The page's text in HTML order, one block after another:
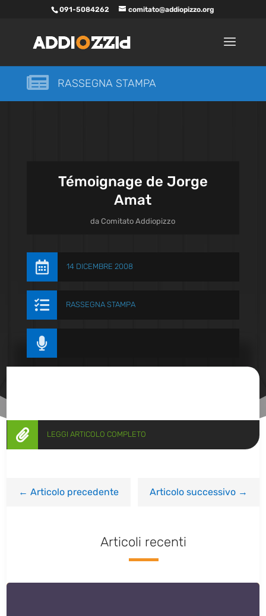
091-5084262 comitato@addiopizzo.org
 RASSEGNA STAMPA
Témoignage de Jorge
Amat
daComitato Addiopizzo
 14 DICEMBRE 2008
 RASSEGNA STAMPA

 LEGGI ARTICOLO COMPLETO
←Articolo precedente Articolo successivo→
Articoli recenti